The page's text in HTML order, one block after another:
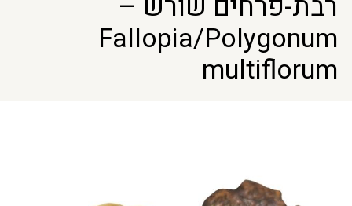
Fallopia/Polygonum
multiflorum